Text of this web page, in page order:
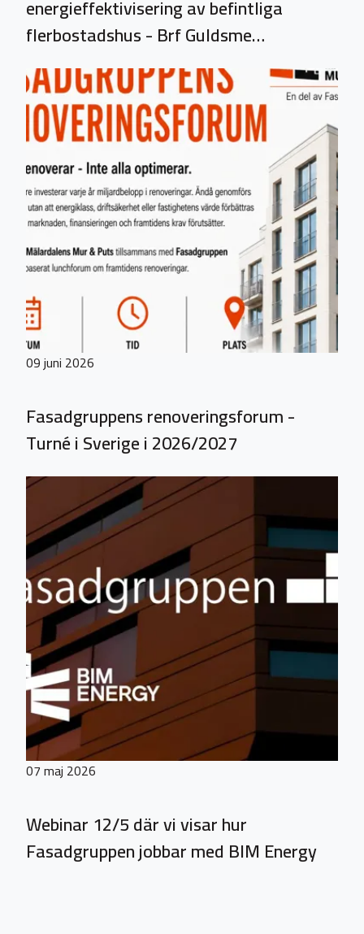
energieffektivisering av befintliga
flerbostadshus - Brf Guldsme…
09 juni 2026
Fasadgruppens renoveringsforum -
Turné i Sverige i 2026/2027
07 maj 2026
Webinar 12/5 där vi visar hur
Fasadgruppen jobbar med BIM Energy